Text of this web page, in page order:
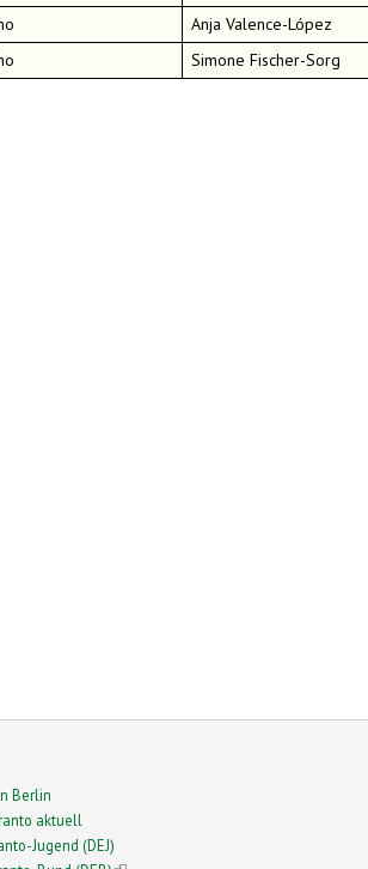
Anja Valence-López
Simone Fischer-Sorg
Berlin
aktuell
Jugend (DEJ)